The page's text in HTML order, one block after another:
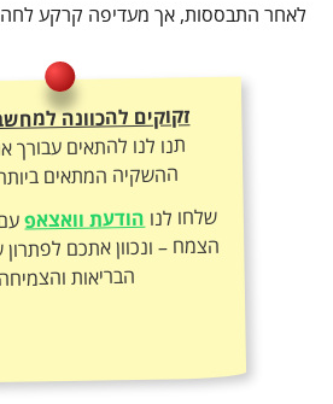
לאחר התבססות, אך מעדיפה קרקע
זקוקים להכוונה
תנו לנו להתאים
ההשקיה המתאים
שלחו לנוהודעת וואצאפהצמח –
הבריאות